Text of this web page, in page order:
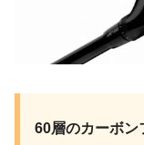
60層のカーボン